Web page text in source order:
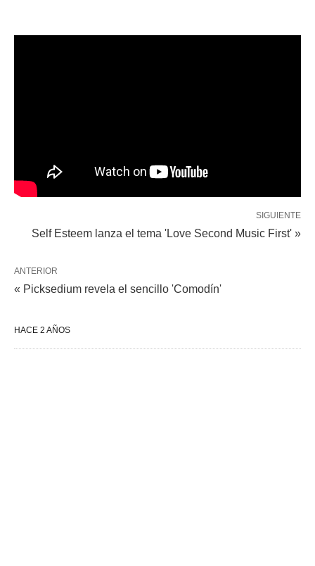
SIGUIENTE
Self Esteem lanza el tema 'Love Second Music First' »
ANTERIOR
« Picksedium revela el sencillo 'Comodín'
HACE 2 AÑOS